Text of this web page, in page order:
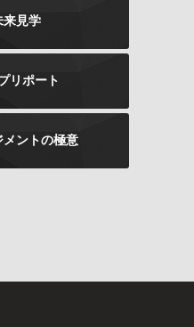
来見学
リポート
メントの極意